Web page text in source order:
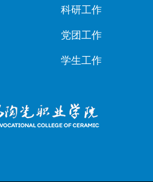
科研工作
党团工作
学生工作